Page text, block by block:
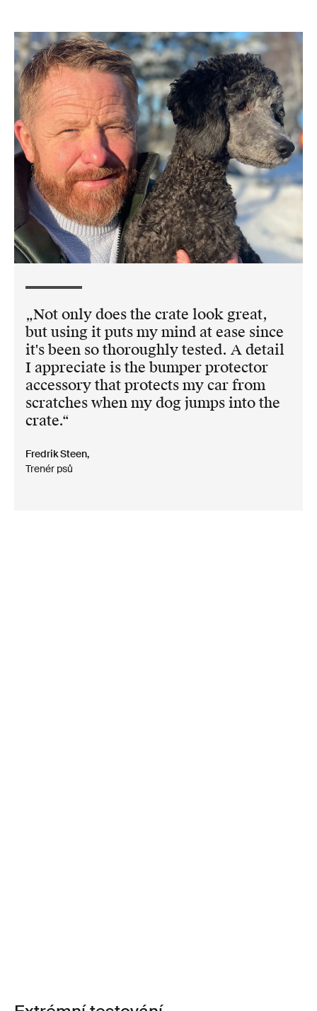
Not only does the crate look great,
but using it puts my mind at ease since
it's been so thoroughly tested. A detail
I appreciate is the bumper protector
accessory that protects my car from
scratches when my dog jumps into the
crate.
Fredrik Steen,
Trenér psů